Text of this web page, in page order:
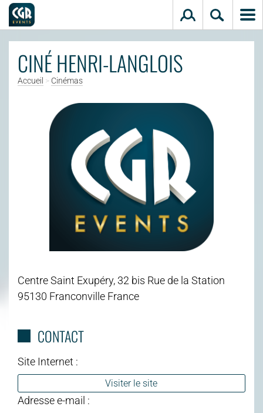
Aller au contenu principal
CINÉ HENRI-LANGLOIS
Accueil > Cinémas
Centre Saint Exupéry, 32 bis Rue de la Station
95130 Franconville France
CONTACT
Site Internet :
Visiter le site
Adresse e-mail :